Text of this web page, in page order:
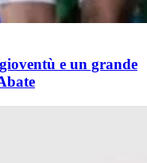
e un grande